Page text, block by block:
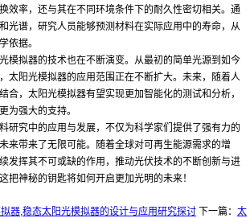
效率，还与其在不同环境条件下的耐久性密切相关。通
光谱，研究人员能够预测材料在实际应用中的寿命，从
依据。
模拟器的技术也在不断演变。从最初的简单光源到如今
太阳光模拟器的应用范围正在不断扩大。未来，随着人
合，太阳光模拟器有望实现更加智能化的测试和分析，
为强大的支持。
研究中的应用与发展，不仅为科学家们提供了强有力的
来带来了无限可能。随着全球对可再生能源需求的增
发挥其不可或缺的作用，推动光伏技术的不断创新与进
把神秘的钥匙将如何开启更加光明的未来！
器,稳态太阳光模拟器的设计与应用研究探讨 下一篇：太